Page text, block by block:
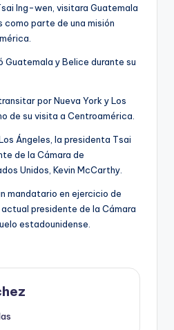
Ing-wen, visitara Guatemala
parte de una misión
Guatemala y Belice durante su
por Nueva York y Los
de su visita a Centroamérica.
Ángeles, la presidenta Tsai
de la Cámara de
Unidos, Kevin McCarthy.
mandatario en ejercicio de
actual presidente de la Cámara
estadounidense.